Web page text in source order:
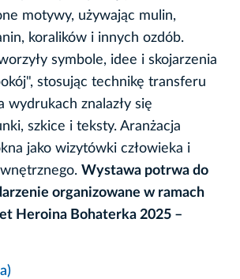
motywy, używając mulin,
koralików i innych ozdób.
symbole, idee i skojarzenia
stosując technikę transferu
wydrukach znalazły się
szkice i teksty. Aranżacja
jako wizytówki człowieka i
Wystawa potrwa do
organizowane w ramach
Heroina Bohaterka 2025 –